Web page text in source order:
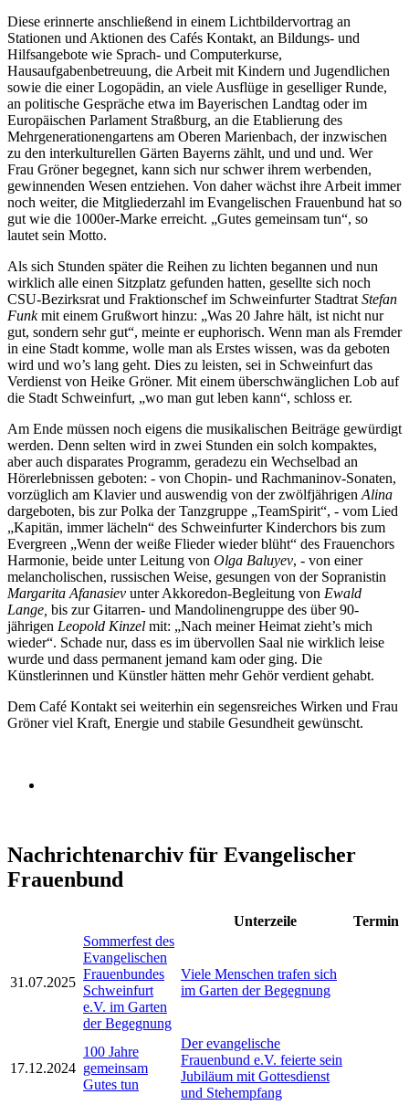
Diese erinnerte anschließend in einem Lichtbildervortrag an
Stationen und Aktionen des Cafés Kontakt, an Bildungs- und
Hilfsangebote wie Sprach- und Computerkurse,
Hausaufgabenbetreuung, die Arbeit mit Kindern und Jugendlichen
sowie die einer Logopädin, an viele Ausflüge in geselliger Runde,
an politische Gespräche etwa im Bayerischen Landtag oder im
Europäischen Parlament Straßburg, an die Etablierung des
Mehrgenerationengartens am Oberen Marienbach, der inzwischen
zu den interkulturellen Gärten Bayerns zählt, und und und. Wer
Frau Gröner begegnet, kann sich nur schwer ihrem werbenden,
gewinnenden Wesen entziehen. Von daher wächst ihre Arbeit immer
noch weiter, die Mitgliederzahl im Evangelischen Frauenbund hat so
gut wie die 1000er-Marke erreicht. „Gutes gemeinsam tun“, so
lautet sein Motto.
Als sich Stunden später die Reihen zu lichten begannen und nun
wirklich alle einen Sitzplatz gefunden hatten, gesellte sich noch
CSU-Bezirksrat und Fraktionschef im Schweinfurter Stadtrat Stefan
Funkmit einem Grußwort hinzu: „Was 20 Jahre hält, ist nicht nur
gut, sondern sehr gut“, meinte er euphorisch. Wenn man als Fremder
in eine Stadt komme, wolle man als Erstes wissen, was da geboten
wird und wo’s lang geht. Dies zu leisten, sei in Schweinfurt das
Verdienst von Heike Gröner. Mit einem überschwänglichen Lob auf
die Stadt Schweinfurt, „wo man gut leben kann“, schloss er.
Am Ende müssen noch eigens die musikalischen Beiträge gewürdigt
werden. Denn selten wird in zwei Stunden ein solch kompaktes,
aber auch disparates Programm, geradezu ein Wechselbad an
Hörerlebnissen geboten: - von Chopin- und Rachmaninov-Sonaten,
vorzüglich am Klavier und auswendig von der zwölfjährigen Alina
dargeboten, bis zur Polka der Tanzgruppe „TeamSpirit“, - vom Lied
„Kapitän, immer lächeln“ des Schweinfurter Kinderchors bis zum
Evergreen „Wenn der weiße Flieder wieder blüht“ des Frauenchors
Harmonie, beide unter Leitung von Olga Baluyev, - von einer
melancholischen, russischen Weise, gesungen von der Sopranistin
Margarita Afanasiev unter Akkoredon-Begleitung von Ewald
Lange, bis zur Gitarren- und Mandolinengruppe des über 90-
jährigen Leopold Kinzel mit: „Nach meiner Heimat zieht’s mich
wieder“. Schade nur, dass es im übervollen Saal nie wirklich leise
wurde und dass permanent jemand kam oder ging. Die
Künstlerinnen und Künstler hätten mehr Gehör verdient gehabt.
Dem Café Kontakt sei weiterhin ein segensreiches Wirken und Frau
Gröner viel Kraft, Energie und stabile Gesundheit gewünscht.
Nachrichtenarchiv für Evangelischer
Frauenbund
Unterzeile Termin
31.07.2025
Sommerfest des
Evangelischen
Frauenbundes
Schweinfurt
e.V. im Garten
der Begegnung
Viele Menschen trafen sich
im Garten der Begegnung
17.12.2024
100 Jahre
gemeinsam
Gutes tun
Der evangelische
Frauenbund e.V. feierte sein
Jubiläum mit Gottesdienst
und Stehempfang